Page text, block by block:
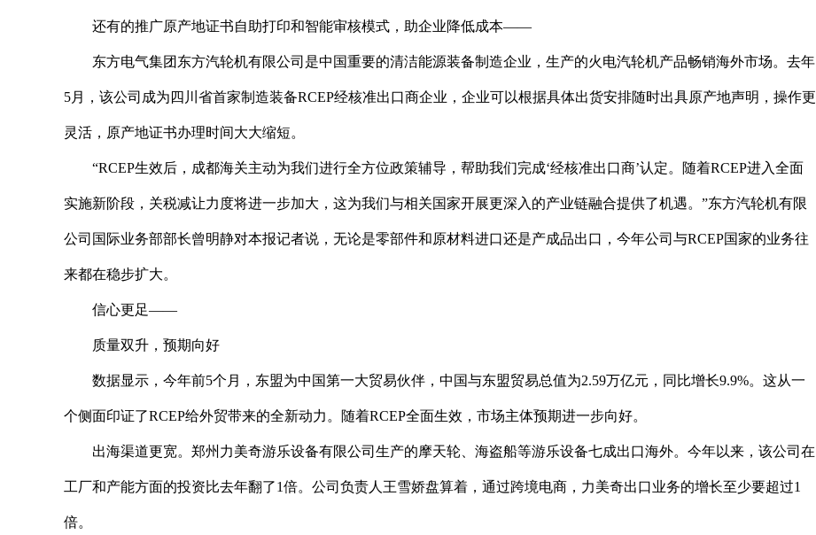
还有的推广原产地证书自助打印和智能审核模式，助企业降低成本——
东方电气集团东方汽轮机有限公司是中国重要的清洁能源装备制造企业，生产的火电汽轮机产品畅销海外市场。去年
5月，该公司成为四川省首家制造装备RCEP经核准出口商企业，企业可以根据具体出货安排随时出具原产地声明，操作更
灵活，原产地证书办理时间大大缩短。
“RCEP生效后，成都海关主动为我们进行全方位政策辅导，帮助我们完成‘经核准出口商’认定。随着RCEP进入全面
实施新阶段，关税减让力度将进一步加大，这为我们与相关国家开展更深入的产业链融合提供了机遇。”东方汽轮机有限
公司国际业务部部长曾明静对本报记者说，无论是零部件和原材料进口还是产成品出口，今年公司与RCEP国家的业务往
来都在稳步扩大。
信心更足——
质量双升，预期向好
数据显示，今年前5个月，东盟为中国第一大贸易伙伴，中国与东盟贸易总值为2.59万亿元，同比增长9.9%。这从一
个侧面印证了RCEP给外贸带来的全新动力。随着RCEP全面生效，市场主体预期进一步向好。
出海渠道更宽。郑州力美奇游乐设备有限公司生产的摩天轮、海盗船等游乐设备七成出口海外。今年以来，该公司在
工厂和产能方面的投资比去年翻了1倍。公司负责人王雪娇盘算着，通过跨境电商，力美奇出口业务的增长至少要超过1
倍。